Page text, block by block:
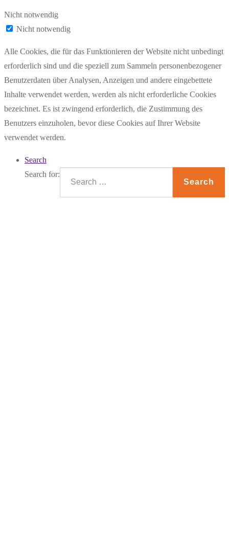
Nicht notwendig
Nicht notwendig
Alle Cookies, die für das Funktionieren der Website nicht unbedingt
erforderlich sind und die speziell zum Sammeln personenbezogener
Benutzerdaten über Analysen, Anzeigen und andere eingebettete
Inhalte verwendet werden, werden als nicht erforderliche Cookies
bezeichnet. Es ist zwingend erforderlich, die Zustimmung des
Benutzers einzuholen, bevor diese Cookies auf Ihrer Website
verwendet werden.
Search
Search for:
Search